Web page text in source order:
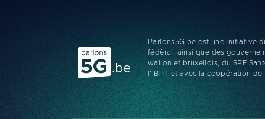
Parlons 5G
Parlons5G.be est une initiative
fédéral, ainsi que des
wallon et bruxellois, du SPF
l'IBPT et avec la coopération de